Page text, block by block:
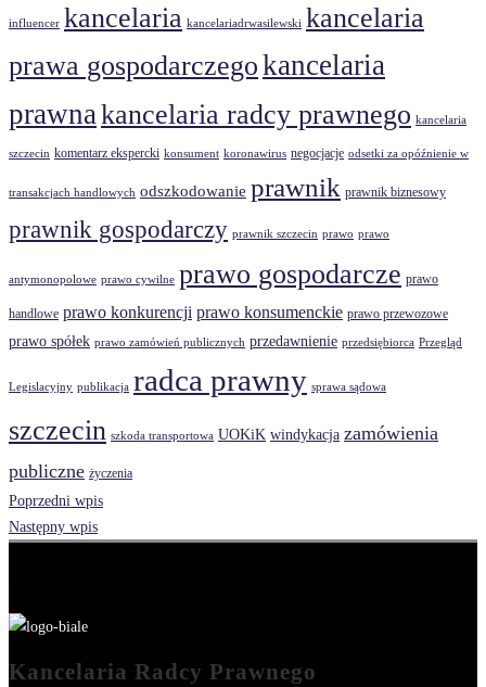
influencer kancelaria kancelariadrwasilewski kancelaria
prawa gospodarczegokancelaria
prawna kancelaria radcy prawnego kancelaria
szczecin komentarz ekspercki konsument koronawirus negocjacje odsetki za opóźnienie w
transakcjach handlowych odszkodowanie prawnik prawnik biznesowy
prawnik gospodarczy prawnik szczecin prawo prawo
antymonopolowe prawo cywilne prawo gospodarcze prawo
handlowe prawo konkurencji prawo konsumenckie prawo przewozowe
prawo spółek prawo zamówień publicznych przedawnienie przedsiębiorca Przegląd
Legislacyjny publikacja radca prawny sprawa sądowa
szczecin szkoda transportowa UOKiK windykacja zamówienia
publiczne życzenia
Poprzedni wpis
Następny wpis
Kancelaria Radcy Prawnego